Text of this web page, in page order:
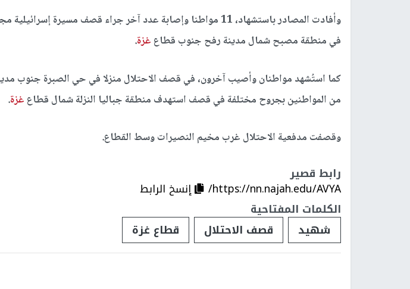
وأفادت المصادر باستشهاد، 11 مواطنا وإصابة عدد آخر جراء قصف مسيرة
في منطقة مصبح شمال مدينة رفح جنوب قطاع غزة.
كما استُشهد مواطنان وأصيب آخرون، في قصف الاحتلال منزلا في حي الصبرة جنوب
من المواطنين بجروح مختلفة في قصف استهدف منطقة جباليا النزلة شمال قطاع غزة.
وقصفت مدفعية الاحتلال غرب مخيم النصيرات وسط القطاع.
رابط قصير
https://nn.najah.edu/AVYA/
إنسخ الرابط
الكلمات المفتاحية
شهيد
قصف الاحتلال قطاع غزة